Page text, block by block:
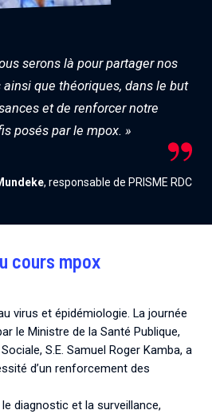
serons là pour partager nos
que théoriques, dans le but
et de renforcer notre
posés par le mpox. »
, responsable de PRISME RDC
cours mpox
virus et épidémiologie. La journée
le Ministre de la Santé Publique,
S.E. Samuel Roger Kamba, a
d’un renforcement des
diagnostic et la surveillance,